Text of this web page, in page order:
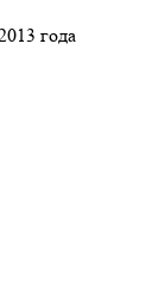
года